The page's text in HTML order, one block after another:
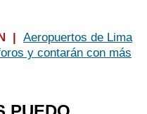
| Aeropuertos de Lima
y contarán con más